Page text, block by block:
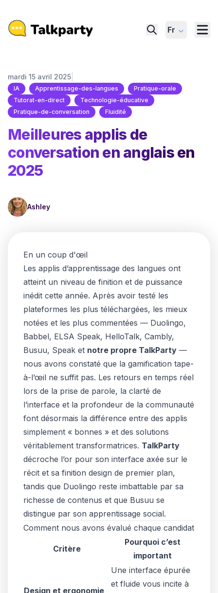
Fr
mardi 15 avril 2025
IA Apprentissage-des-langues
Pratique-orale
Tutorat-en-direct
Technologie-éducative
Pratique-de-conversation
Fluidité
Meilleures applis de
conversation en anglais en
2025
Ashley
En un coup d'œil
Les applis d’apprentissage des langues ont
atteint un niveau de finition et de puissance
inédit cette année. Après avoir testé les
plateformes les plus téléchargées, les mieux
notées et les plus commentées — Duolingo,
Babbel, ELSA Speak, HelloTalk, Cambly,
Busuu, Speak et notre propre TalkParty —
nous avons constaté que la gamification tape-
à-l’œil ne suffit pas. Les retours en temps réel
lors de la prise de parole, la clarté de
l’interface et la profondeur de la communauté
font désormais la différence entre des applis
simplement « bonnes » et des solutions
véritablement transformatrices. TalkParty
décroche l’or pour son interface axée sur le
récit et sa finition design de premier plan,
tandis que Duolingo reste imbattable par sa
richesse de contenus et que Busuu se
distingue par son apprentissage social.
Comment nous avons évalué chaque candidat
Critère
Pourquoi c’est
important
Design et ergonomie
Une interface épurée
et fluide vous incite à